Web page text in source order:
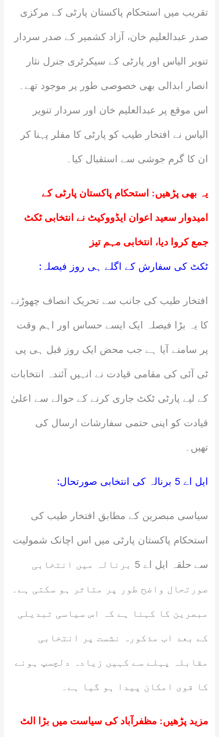
تقریب میں استحکام پاکستان پارٹی کے مرکزی
صدر عبدالعلیم خان، آزاد کشمیر کے صدر سردار
تنویر الیاس اور پارٹی کے سیکرٹری جنرل نثار
انصار ابدالی بھی خصوصی طور پر موجود تھے۔
اس موقع پر عبدالعلیم خان اور سردار تنویر
الیاس نے افتخار طیب کو پارٹی کا مفلر پہنا کر
ان کا گرم جوشی سے استقبال کیا۔
یہ بھی پڑھیں: استحکام پاکستان پارٹی کے
امیدوار سعید اعوان ایڈووکیٹ نے انتخابی ٹکٹ
جمع کروا دیا، انتخابی مہم تیز
ٹکٹ کی سفارش کے اگلے ہی روز فیصلہ:
افتخار طیب کی جانب سے تحریک انصاف چھوڑنے
کا یہ بڑا فیصلہ ایک ایسے حساس اور اہم وقت
پر سامنے آیا ہے جب محض ایک روز قبل ہی پی
ٹی آئی کی مقامی قیادت نے انہیں آئندہ انتخابات
کے لیے پارٹی ٹکٹ جاری کرنے کے حوالے سے اعلیٰ
قیادت کو اپنی حتمی سفارشات ارسال کی
تھیں۔
ایل اے 5 برنالہ کی انتخابی صورتحال:
سیاسی مبصرین کے مطابق افتخار طیب کی
استحکام پاکستان پارٹی میں اس اچانک شمولیت
سے حلقہ ایل اے 5 برنالہ میں انتخابی
صورتحال واضح طور پر متاثر ہو سکتی ہے۔
مبصرین کا کہنا ہے کہ اس سیاسی تبدیلی
کے بعد اب مذکورہ نشست پر انتخابی
مقابلہ پہلے سے کہیں زیادہ دلچسپ ہونے
کا قوی امکان پیدا ہو گیا ہے۔
مزید پڑھیں: مظفرآباد کی سیاست میں بڑا الٹ